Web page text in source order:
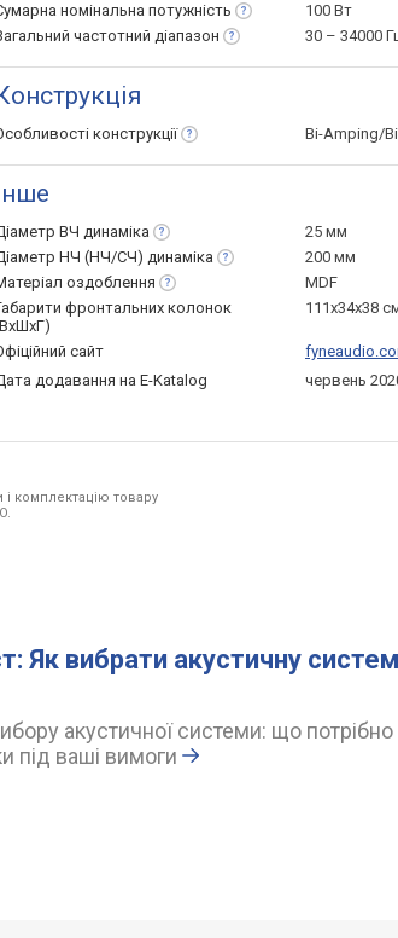
номінальна потужність
100 Вт
частотний діапазон 30 – 34000
конструкції Bi-Amping/
ВЧ динаміка
25 мм
НЧ (НЧ/СЧ) динаміка
200 мм
оздоблення
MDF
фронтальних колонок
111x34x38
сайт
додавання на E-Katalog
червень
комплектацію товару
Як вибрати акустичну
акустичної системи: що
під ваші вимоги